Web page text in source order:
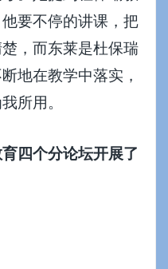
要不停的讲课，把
，而东莱是杜保瑞
地在教学中落实，
所用。
四个分论坛开展了